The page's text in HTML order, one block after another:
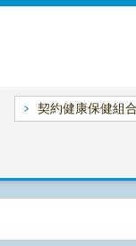
契約健康保健組